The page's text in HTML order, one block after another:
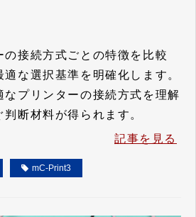
の接続方式ごとの特徴を比較
な選択基準を明確化します。
なプリンターの接続方式を理解
断材料が得られます。
記事を見る
mC-Print3